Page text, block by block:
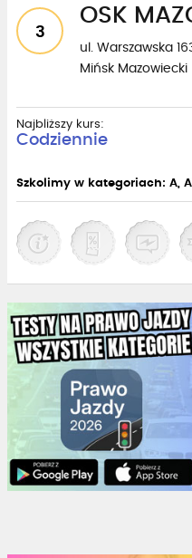
3
OSK
ul. Warszawska
Mińsk Mazowiecki
Najbliższy kurs:
Codziennie
Szkolimy w kategoriach: A,